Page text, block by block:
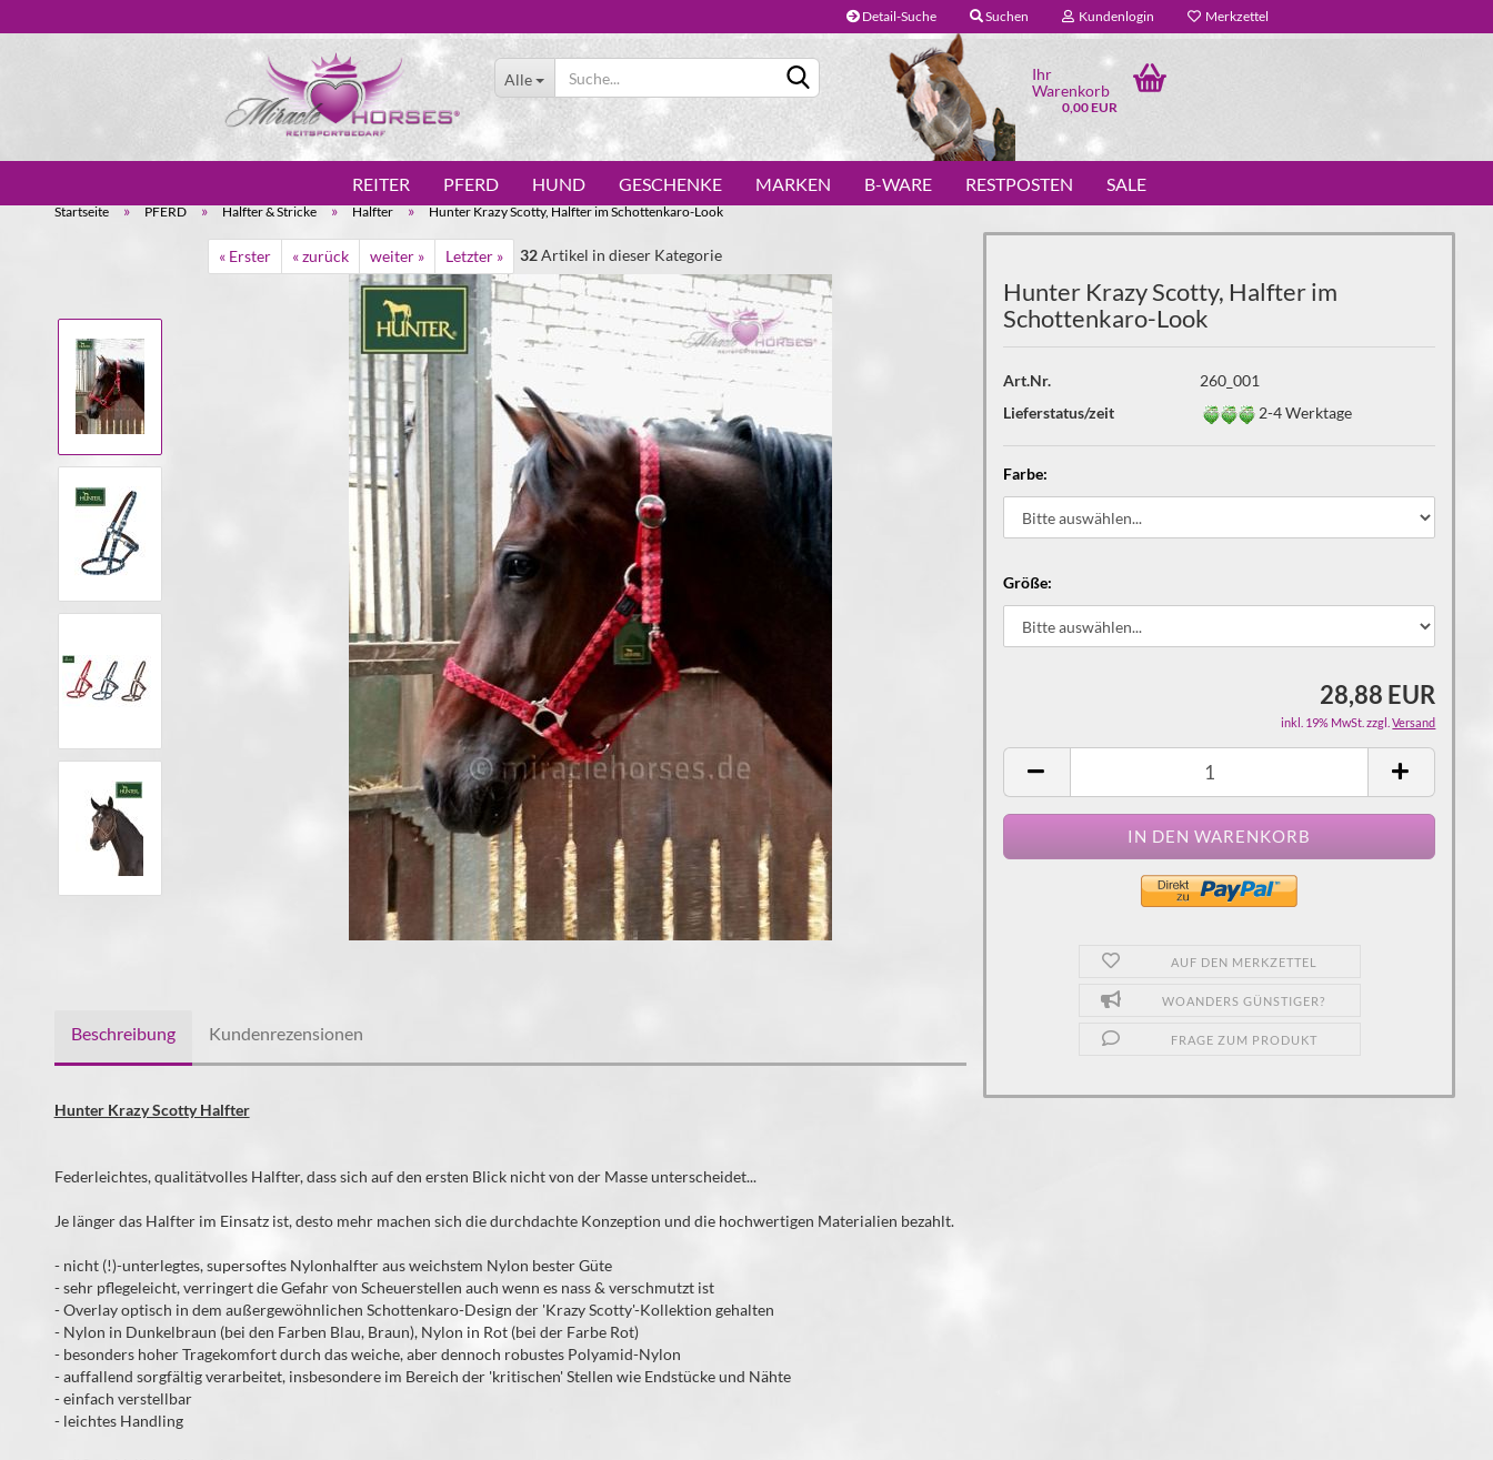
Detail-Suche Suchen Kundenlogin Merkzettel
Alle
Ihr
Warenkorb
0,00 EUR
REITER PFERD HUND GESCHENKE MARKEN B-WARE RESTPOSTEN SALE
Startseite » PFERD » Halfter & Stricke » Halfter » Hunter Krazy Scotty, Halfter im Schottenkaro-Look
« Erster « zurück weiter » Letzter » 32Artikel in dieser Kategorie
Hunter Krazy Scotty, Halfter im
Schottenkaro-Look
Art.Nr.
260_001
Lieferstatus/zeit
2-4 Werktage
Farbe:
Größe:
28,88 EUR
inkl. 19% MwSt. zzgl.Versand
AUF DEN MERKZETTEL
WOANDERS GÜNSTIGER?
FRAGE ZUM PRODUKT
Beschreibung Kundenrezensionen
Hunter Krazy Scotty Halfter
Federleichtes, qualitätvolles Halfter, dass sich auf den ersten Blick nicht von der Masse unterscheidet...
Je länger das Halfter im Einsatz ist, desto mehr machen sich die durchdachte Konzeption und die hochwertigen Materialien bezahlt.
- nicht (!)-unterlegtes, supersoftes Nylonhalfter aus weichstem Nylon bester Güte
- sehr pflegeleicht, verringert die Gefahr von Scheuerstellen auch wenn es nass & verschmutzt ist
- Overlay optisch in dem außergewöhnlichen Schottenkaro-Design der 'Krazy Scotty'-Kollektion gehalten
- Nylon in Dunkelbraun (bei den Farben Blau, Braun), Nylon in Rot (bei der Farbe Rot)
- besonders hoher Tragekomfort durch das weiche, aber dennoch robustes Polyamid-Nylon
- auffallend sorgfältig verarbeitet, insbesondere im Bereich der 'kritischen' Stellen wie Endstücke und Nähte
- einfach verstellbar
- leichtes Handling